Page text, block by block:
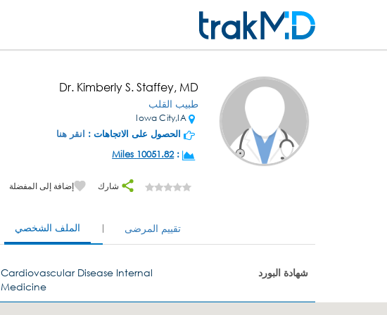
Dr. Kimberly S. Staffey, MD
طبيب القلب
Iowa City,IA
الحصول على الاتجاهات : انقر هنا
:
10051.82 Miles
شارك إضافة إلى المفضلة
الملف الشخصي تقييم المرضى
شهادة البورد
Cardiovascular Disease Internal
Medicine